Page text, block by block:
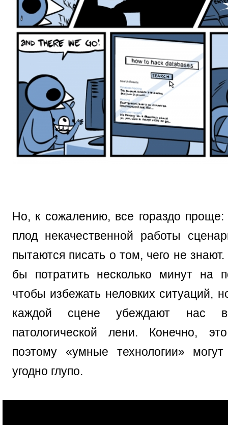
Но, к сожалению, все гораздо проще:
плод некачественной работы
пытаются писать о том, чего не
бы потратить несколько минут на
чтобы избежать неловких ситуаций,
каждой сцене убеждают нас в
патологической лени. Конечно,
поэтому «умные технологии» могут
угодно глупо.